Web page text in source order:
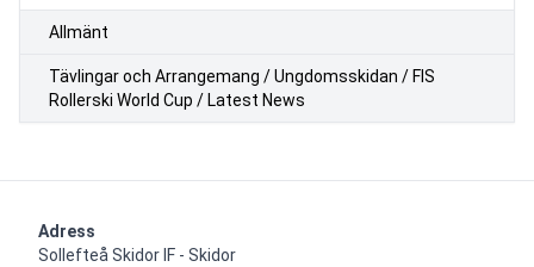
Allmänt
Tävlingar och Arrangemang / Ungdomsskidan / FIS
Rollerski World Cup / Latest News
Adress
Sollefteå Skidor IF - Skidor